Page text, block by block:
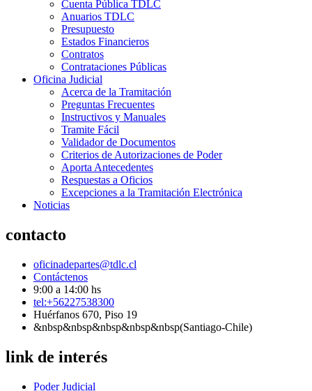
Cuenta Pública TDLC
Anuarios TDLC
Presupuesto
Estados Financieros
Contratos
Contrataciones Públicas
Oficina Judicial
Acerca de la Tramitación
Preguntas Frecuentes
Instructivos y Manuales
Tramite Fácil
Validador de Documentos
Criterios de Autorizaciones de Poder
Aporta Antecedentes
Respuestas a Oficios
Excepciones a la Tramitación Electrónica
Noticias
contacto
oficinadepartes@tdlc.cl
Contáctenos
9:00 a 14:00 hs
tel:+56227538300
Huérfanos 670, Piso 19
&nbsp&nbsp&nbsp&nbsp&nbsp(Santiago-Chile)
link de interés
Poder Judicial